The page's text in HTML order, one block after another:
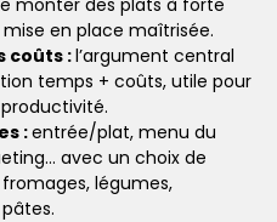
en place maîtrisée.
coûts :l’argument central
temps + coûts, utile pour
:entrée/plat, menu du
avec un choix de
légumes,